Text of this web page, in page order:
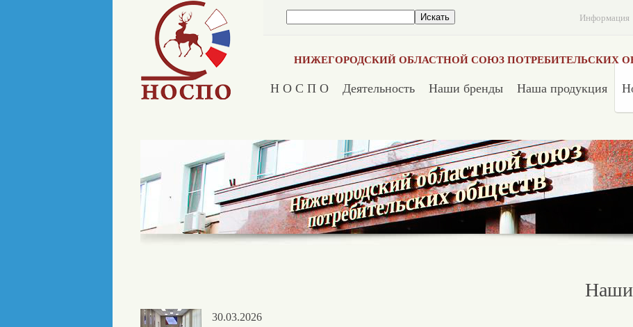
Информация
Н О С П О Деятельность Наши бренды Наша продукция
НИЖЕГОРОДСКИЙ ОБЛАСТНОЙ СОЮЗ ПОТРЕБИТЕЛЬСКИХ
30.03.2026